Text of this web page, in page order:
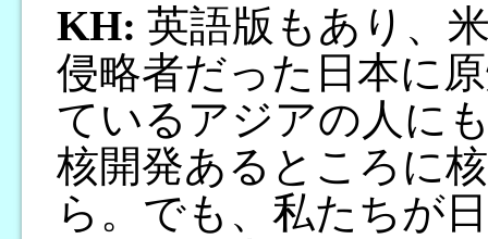
KH: 英語版もあり、
侵略者だった日本に
ているアジアの人に
核開発あるところに
ら。でも、私たちが